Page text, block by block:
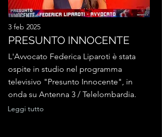
3 feb 2025
PRESUNTO INNOCENTE
L'Avvocato Federica Liparoti è stata
ospite in studio nel programma
televisivo "Presunto Innocente", in
onda su Antenna 3 / Telelombardia.
Leggi tutto